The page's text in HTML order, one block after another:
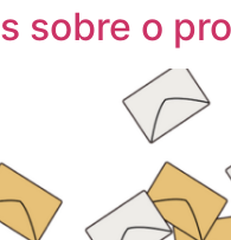
sobre o